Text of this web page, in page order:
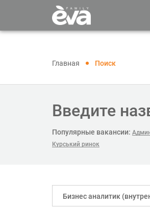
Главная Поиск
Введите
Популярные вакансии:
Курський ринок
Бизнес аналитик